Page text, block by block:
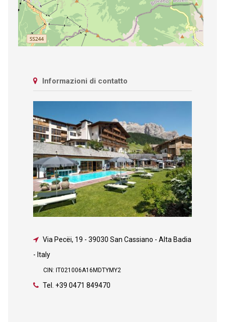
Informazioni di contatto
Via Pecëi, 19 - 39030 San Cassiano - Alta Badia
- Italy
CIN: IT021006A16MDTYMY2
Tel. +39 0471 849470